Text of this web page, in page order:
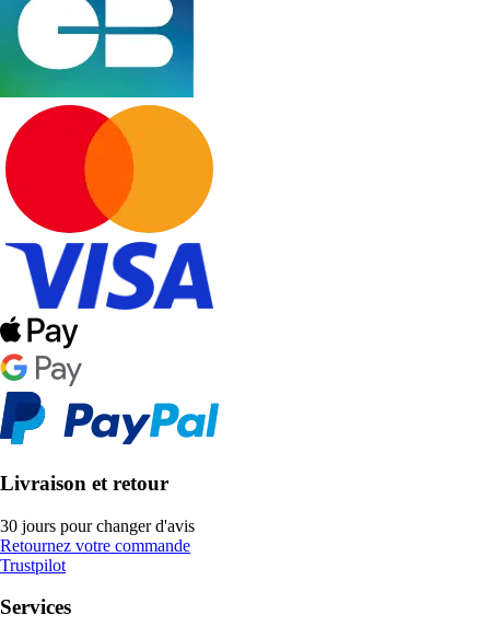
Livraison et retour
30 jours pour changer d'avis
Retournez votre commande
Trustpilot
Services